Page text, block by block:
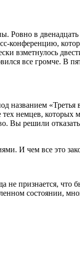
Ровно в
взметнулось
все громче. В
«Третья
немцев,
Вы решили
И чем все это
не признается, что
состоянии,